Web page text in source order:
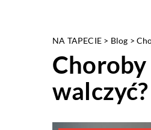
NA TAPECIE > Blog >
walczyć?